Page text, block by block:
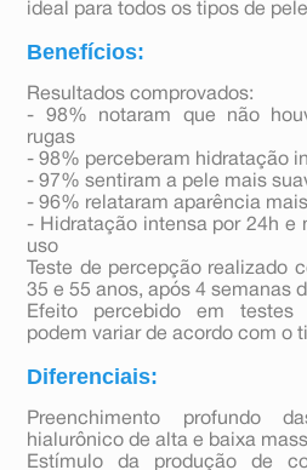
ideal para todos os tipos de
Benefícios:
Resultados comprovados:
- 98% notaram que não
rugas
- 98% perceberam hidratação
- 97% sentiram a pele mais
- 96% relataram aparência
- Hidratação intensa por 24h e
uso
Teste de percepção realizado
35 e 55 anos, após 4 semanas
Efeito percebido em testes
podem variar de acordo com o
Diferenciais:
Preenchimento profundo
hialurônico de alta e baixa
Estímulo da produção de